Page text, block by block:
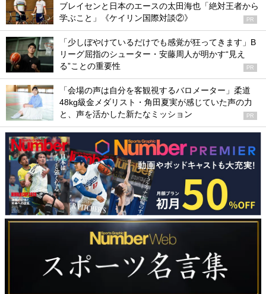
ブレイセンと日本のエースの太田海也「絶対王者から
学ぶこと」《ケイリン国際対談②》
PR
「少しぼやけているだけでも感覚が狂ってきます」B
リーグ屈指のシューター・安藤周人が明かす“見え
る”ことの重要性
PR
「会場の声は自分を客観視するバロメーター」柔道
48kg級金メダリスト・角田夏実が感じていた声の力
と、声を活かした新たなミッション
PR